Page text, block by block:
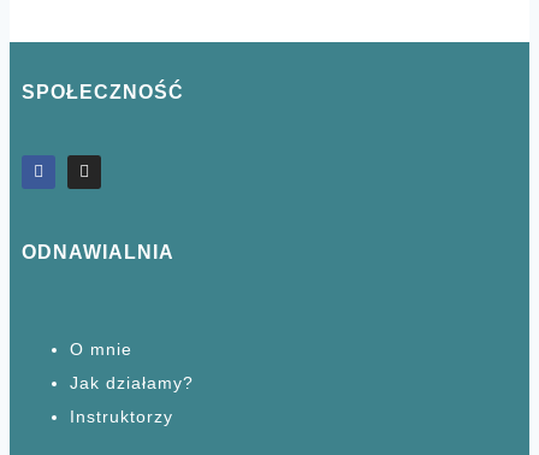
SPOŁECZNOŚĆ
ODNAWIALNIA
O mnie
Jak działamy?
Instruktorzy